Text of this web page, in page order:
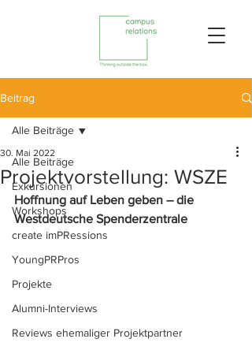
Beitrag
Alle Beiträge
Exkursionen
Workshops
create imPRessions
YoungPRPros
Projekte
Alumni-Interviews
Reviews ehemaliger Projektpartner
Alle Beiträge
Projektvorstellung: WSZE
30. Mai 2022
Hoffnung auf Leben geben – die
Westdeutsche Spenderzentrale